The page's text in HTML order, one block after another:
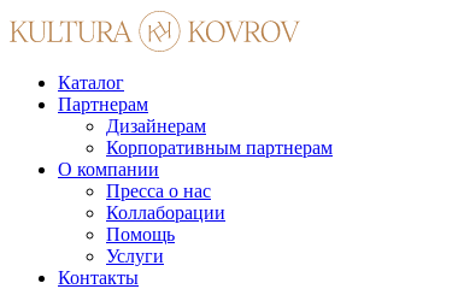
Каталог
Партнерам
Дизайнерам
Корпоративным партнерам
О компании
Пресса о нас
Коллаборации
Помощь
Услуги
Контакты